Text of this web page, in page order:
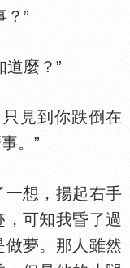
？”
麼？”
見到你跌倒在
。”
想，揚起右手
可知我昏了過
夢。那人雖然